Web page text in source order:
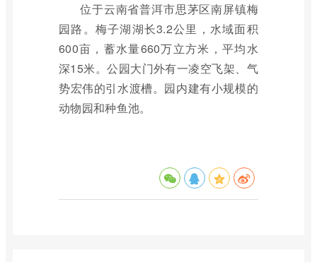
位于云南省普洱市思茅区南屏镇梅
园路。梅子湖湖长3.2公里，水域面积
600亩，蓄水量660万立方米，平均水
深15米。公园大门外有一凌空飞架、气
势宏伟的引水渡槽。园内建有小规模的
动物园和种鱼池。